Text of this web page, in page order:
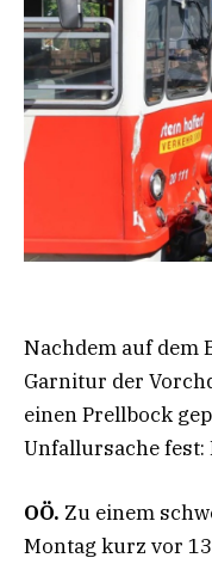
Nachdem auf dem
Garnitur der
einen Prellbock
Unfallursache fest:
OÖ. Zu einem
Montag kurz vor